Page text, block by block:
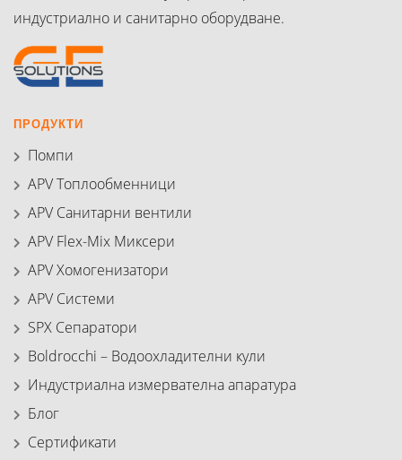
индустриално и санитарно оборудване.
ПРОДУКТИ
Помпи
APV Топлообменници
APV Санитарни вентили
APV Flex-Mix Миксери
APV Хомогенизатори
APV Системи
SPX Сепаратори
Boldrocchi – Водоохладителни кули
Индустриална измервателна апаратура
Блог
Сертификати